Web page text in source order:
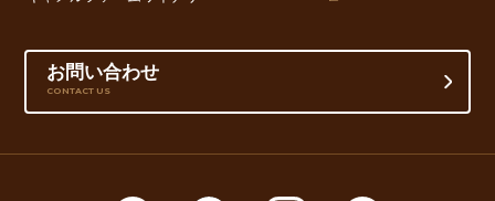
お問い合わせ
CONTACT US